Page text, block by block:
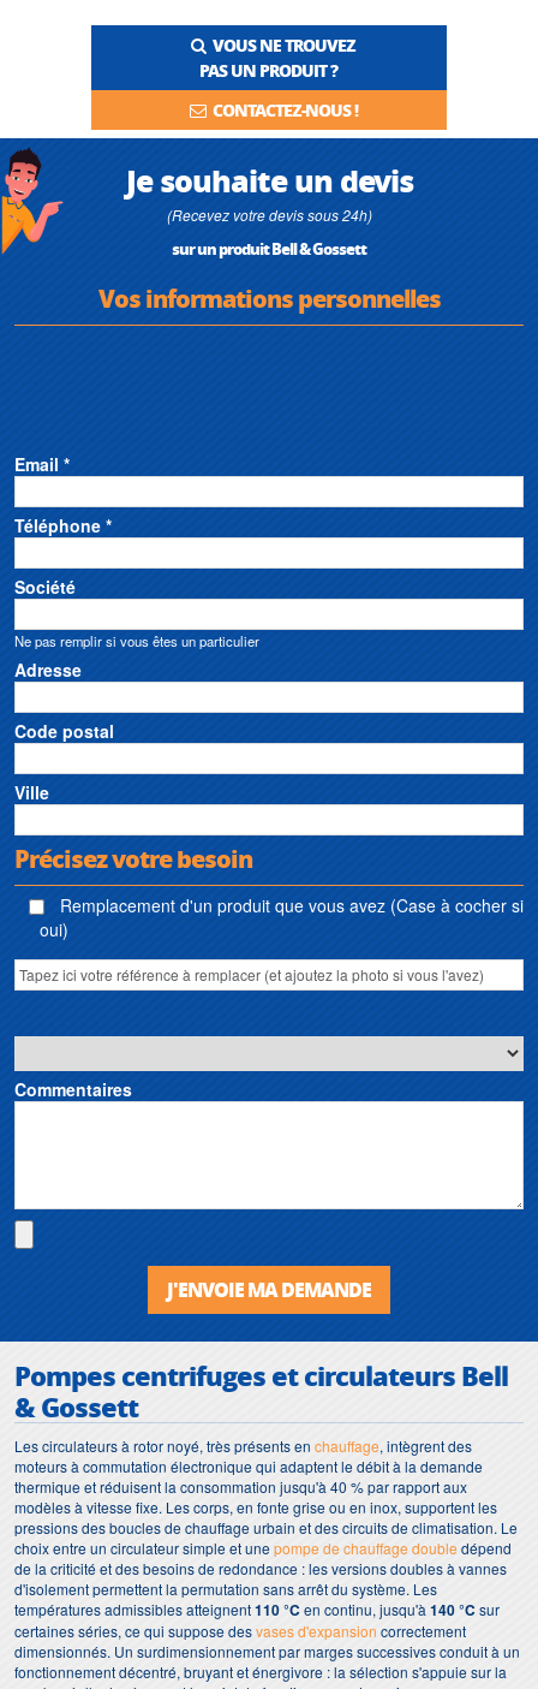
VOUS NE TROUVEZ
PAS UN PRODUIT ?
CONTACTEZ-NOUS !
Je souhaite un devis
(Recevez votre devis sous 24h)
sur un produit Bell & Gossett
Vos informations personnelles
Email *
Téléphone *
Société
Ne pas remplir si vous êtes un particulier
Adresse
Code postal
Ville
Précisez votre besoin
Remplacement d'un produit que vous avez (Case à cocher si
oui)
Commentaires
J'ENVOIE MA DEMANDE
Pompes centrifuges et circulateurs Bell
& Gossett
Les circulateurs à rotor noyé, très présents en chauffage, intègrent des
moteurs à commutation électronique qui adaptent le débit à la demande
thermique et réduisent la consommation jusqu'à 40 % par rapport aux
modèles à vitesse fixe. Les corps, en fonte grise ou en inox, supportent les
pressions des boucles de chauffage urbain et des circuits de climatisation. Le
choix entre un circulateur simple et unepompe de chauffage double dépend
de la criticité et des besoins de redondance : les versions doubles à vannes
d'isolement permettent la permutation sans arrêt du système. Les
températures admissibles atteignent110 °C en continu, jusqu'à 140 °C sur
certaines séries, ce qui suppose desvases d'expansion correctement
dimensionnés. Un surdimensionnement par marges successives conduit à un
fonctionnement décentré, bruyant et énergivore : la sélection s'appuie sur la